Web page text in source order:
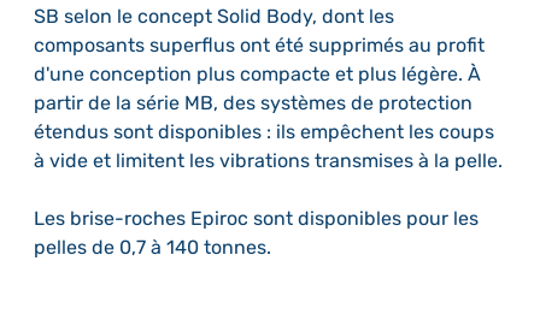
SB selon le concept Solid Body, dont les
composants superflus ont été supprimés au profit
d'une conception plus compacte et plus légère. À
partir de la série MB, des systèmes de protection
étendus sont disponibles : ils empêchent les coups
à vide et limitent les vibrations transmises à la pelle.
Les brise-roches Epiroc sont disponibles pour les
pelles de 0,7 à 140 tonnes.